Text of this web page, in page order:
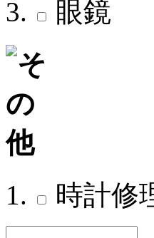
眼鏡
時計修